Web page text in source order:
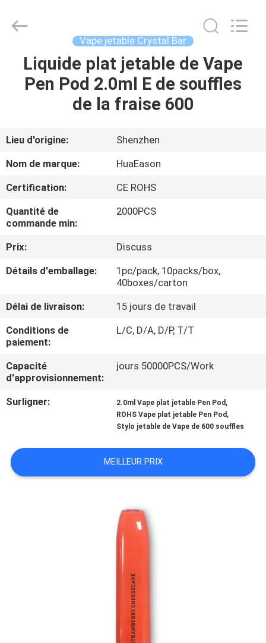
MAISON
PRODUITS
VIDÉOS
SUJET
DE
NOUS
VISITE
CONTRÔLE
DE
QUALITÉ
DEMANDEZ
CITATION
Fournisseur.
Copyright
huaeason.com.
Vape jetable Crystal Bar
Liquide plat jetable de Vape
Pen Pod 2.0ml E de souffles
de la fraise 600
Lieu d'origine:
Shenzhen
Nom de marque:
HuaEason
Certification:
CE ROHS
Quantité de
commande min:
2000PCS
Prix:
Discuss
Détails d'emballage:
1pc/pack, 10packs/box,
40boxes/carton
Délai de livraison:
15 jours de travail
Conditions de
paiement:
L/C, D/A, D/P, T/T
Capacité
d'approvisionnement:
jours 50000PCS/Work
Surligner: 2.0ml Vape plat jetable Pen Pod ,
ROHS Vape plat jetable Pen Pod ,
Stylo jetable de Vape de 600 souffles
MEILLEUR PRIX